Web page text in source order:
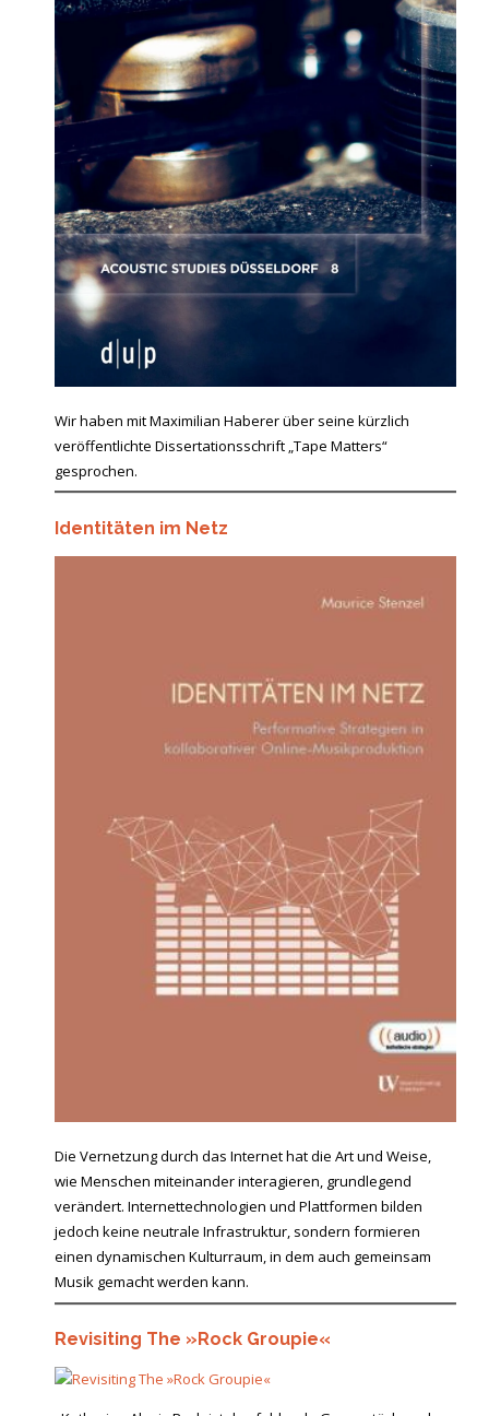
Wir haben mit Maximilian Haberer über seine kürzlich
veröffentlichte Dissertationsschrift „Tape Matters“
gesprochen.
Identitäten im Netz
Die Vernetzung durch das Internet hat die Art und Weise,
wie Menschen miteinander interagieren, grundlegend
verändert. Internettechnologien und Plattformen bilden
jedoch keine neutrale Infrastruktur, sondern formieren
einen dynamischen Kulturraum, in dem auch gemeinsam
Musik gemacht werden kann.
Revisiting The »Rock Groupie«